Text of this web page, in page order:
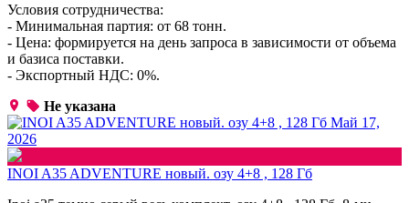
Условия сотрудничества:
- Минимальная партия: от 68 тонн.
- Цена: формируется на день запроса в зависимости от объема
и базиса поставки.
- Экспортный НДС: 0%.
Не указана
Май 17,
2026
INOI A35 ADVENTURE новый. озу 4+8 , 128 Гб